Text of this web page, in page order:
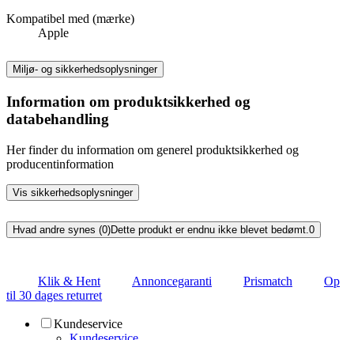
Kompatibel med (mærke)
Apple
Miljø- og sikkerhedsoplysninger
Information om produktsikkerhed og
databehandling
Her finder du information om generel produktsikkerhed og
producentinformation
Vis sikkerhedsoplysninger
Hvad andre synes (0)Dette produkt er endnu ikke blevet bedømt. 0
Klik & Hent Annoncegaranti Prismatch
Op
til 30 dages returret
Kundeservice